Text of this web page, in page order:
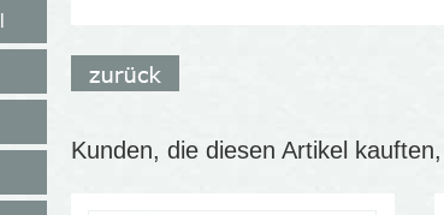
Kunden, die diesen Artikel